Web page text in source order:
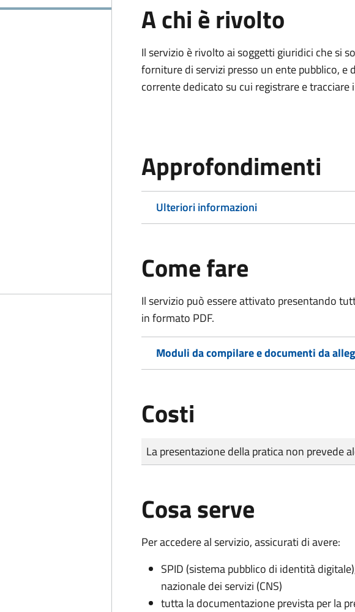
A chi è rivolto
Il servizio è rivolto aisoggetti giuridici che si
forniture di servizi presso un ente pubblico,
corrente dedicato su cui registrare e
Approfondimenti
Ulteriori informazioni
Come fare
Il servizio può essere attivato presentando
in formato PDF.
Moduli da compilare e documenti da
Costi
Tipo di pagamento
Importo
La presentazione della pratica non prevede
Cosa serve
Per accedere al servizio, assicurati di avere:
SPID (sistema pubblico di identità
nazionale dei servizi (CNS)
tutta la documentazione prevista per la